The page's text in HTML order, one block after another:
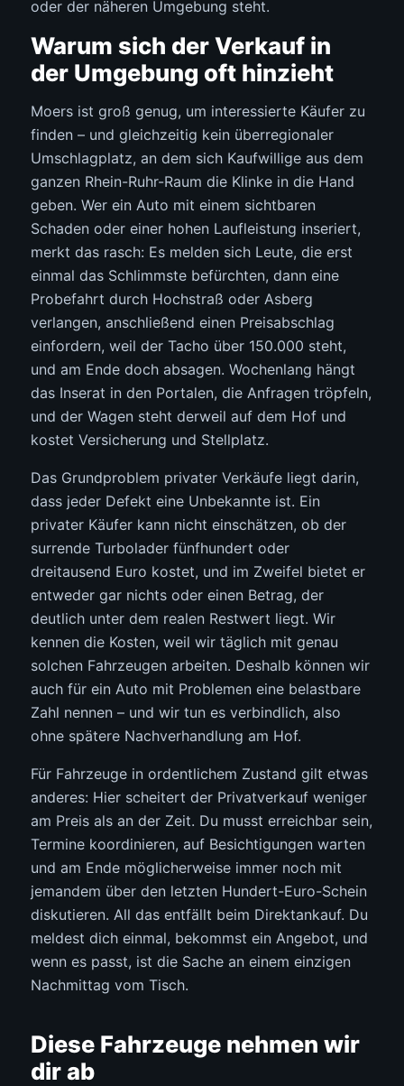
oder der näheren Umgebung steht.
Warum sich der Verkauf in
der Umgebung oft hinzieht
Moers ist groß genug, um interessierte Käufer zu
finden – und gleichzeitig kein überregionaler
Umschlagplatz, an dem sich Kaufwillige aus dem
ganzen Rhein-Ruhr-Raum die Klinke in die Hand
geben. Wer ein Auto mit einem sichtbaren
Schaden oder einer hohen Laufleistung inseriert,
merkt das rasch: Es melden sich Leute, die erst
einmal das Schlimmste befürchten, dann eine
Probefahrt durch Hochstraß oder Asberg
verlangen, anschließend einen Preisabschlag
einfordern, weil der Tacho über 150.000 steht,
und am Ende doch absagen. Wochenlang hängt
das Inserat in den Portalen, die Anfragen tröpfeln,
und der Wagen steht derweil auf dem Hof und
kostet Versicherung und Stellplatz.
Das Grundproblem privater Verkäufe liegt darin,
dass jeder Defekt eine Unbekannte ist. Ein
privater Käufer kann nicht einschätzen, ob der
surrende Turbolader fünfhundert oder
dreitausend Euro kostet, und im Zweifel bietet er
entweder gar nichts oder einen Betrag, der
deutlich unter dem realen Restwert liegt. Wir
kennen die Kosten, weil wir täglich mit genau
solchen Fahrzeugen arbeiten. Deshalb können wir
auch für ein Auto mit Problemen eine belastbare
Zahl nennen – und wir tun es verbindlich, also
ohne spätere Nachverhandlung am Hof.
Für Fahrzeuge in ordentlichem Zustand gilt etwas
anderes: Hier scheitert der Privatverkauf weniger
am Preis als an der Zeit. Du musst erreichbar sein,
Termine koordinieren, auf Besichtigungen warten
und am Ende möglicherweise immer noch mit
jemandem über den letzten Hundert-Euro-Schein
diskutieren. All das entfällt beim Direktankauf. Du
meldest dich einmal, bekommst ein Angebot, und
wenn es passt, ist die Sache an einem einzigen
Nachmittag vom Tisch.
Diese Fahrzeuge nehmen wir
dir ab